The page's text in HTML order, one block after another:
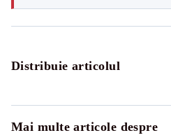
Distribuie articolul
Mai multe articole despre